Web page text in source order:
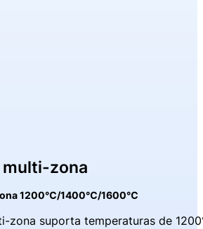
zona
1200℃/1400℃/1600℃
zona suporta temperaturas de